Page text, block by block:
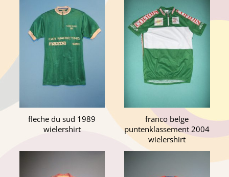
fleche du sud 1989
wielershirt
franco belge
puntenklassement 2004
wielershirt